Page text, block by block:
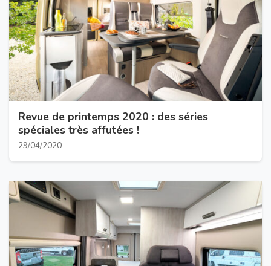
Revue de printemps 2020 : des séries
spéciales très affutées !
29/04/2020